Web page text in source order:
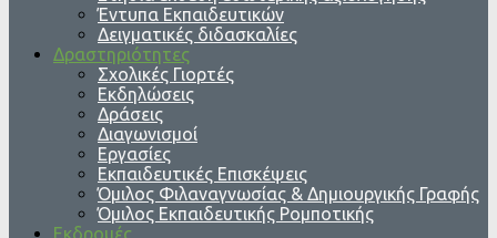
Έντυπα Εκπαιδευτικών
Δειγματικές διδασκαλίες
Δραστηριότητες
Σχολικές Γιορτές
Εκδηλώσεις
Δράσεις
Διαγωνισμοί
Εργασίες
Εκπαιδευτικές Επισκέψεις
Όμιλος Φιλαναγνωσίας & Δημιουργικής Γραφής
Όμιλος Εκπαιδευτικής Ρομποτικής
Εκδρομές